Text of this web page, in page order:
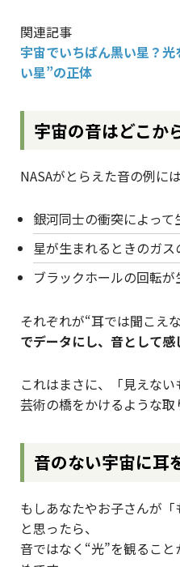
関連記事
宇宙でいちばん黒い星？
い星”の正体
宇宙の音はどこか
NASAがとらえた音の例に
銀河同士の衝突によっ
星が生まれるときのガス
ブラックホールの回転が
それぞれが“耳では聞こえ
でデータにし、音として
これはまさに、「見えな
芸術の橋をかけるような取
音のない宇宙に耳
もしあなたやお子さんが「
と思ったら、
音ではなく“光”を観るこ